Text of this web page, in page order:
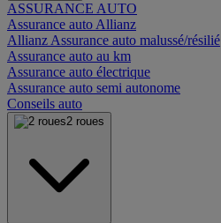
ASSURANCE AUTO
Assurance auto Allianz
Allianz Assurance auto malussé/résilié
Assurance auto au km
Assurance auto électrique
Assurance auto semi autonome
Conseils auto
2 roues